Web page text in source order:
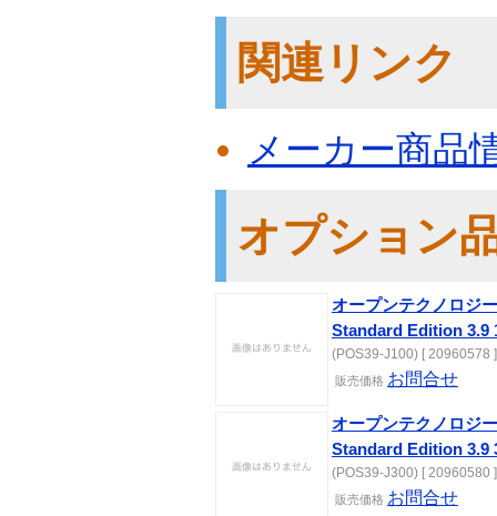
関連リンク
メーカー商品
オプション
オープンテクノロジ
Standard Edition 3.9
(POS39-J100) [ 20960578 ]
販売価格 お問合せ
オープンテクノロジ
Standard Edition 3.9
(POS39-J300) [ 20960580 ]
販売価格 お問合せ